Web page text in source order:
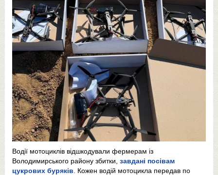
Водії мотоциклів відшкодували фермерам із
Володимирського району збитки, завдані посівам
цукрових буряків . Кожен водій мотоцикла передав по